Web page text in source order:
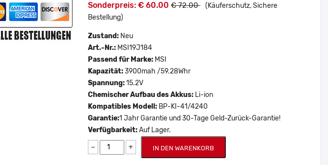
Sonderpreis: € 60.00 € 72.00 (Käuferschutz, Sichere
Bestellung)
Zustand: Neu
Art.-Nr.: MSI19J184
Passend für Marke: MSI
Kapazität:3900mah /59.28Whr
Spannung:15.2V
Chemischer Aufbau des Akkus: Li-ion
Kompatibles Modell: BP-KI-41/4240
Garantie:1 Jahr Garantie und 30-Tage Geld-Zurück-Garantie!
Verfügbarkeit:Auf Lager.
− + IN DEN WARENKORB